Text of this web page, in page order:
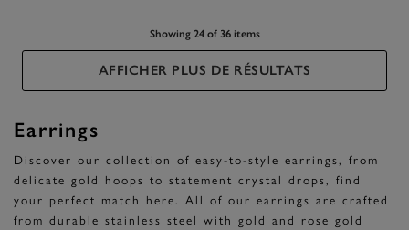
Showing 24 of 36 items
AFFICHER PLUS DE RÉSULTATS
Earrings
Discover our collection of easy-to-style earrings, from
delicate gold hoops to statement crystal drops, find
your perfect match here. All of our earrings are crafted
from durable stainless steel with gold and rose gold